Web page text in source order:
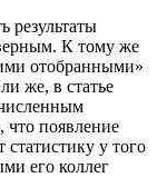
результаты
К тому же
отобранными»
же, в статье
появление
у того
его коллег